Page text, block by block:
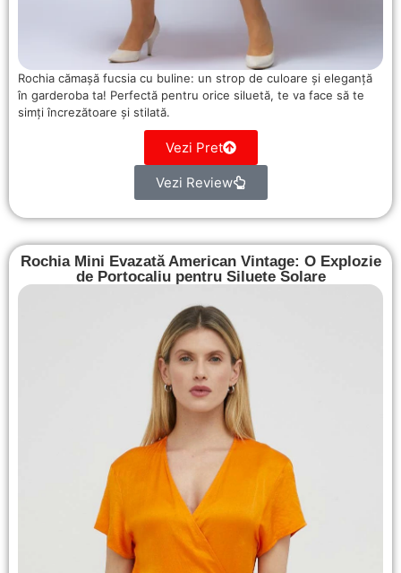
Rochia cămașă fucsia cu buline: un strop de culoare și eleganță
în garderoba ta! Perfectă pentru orice siluetă, te va face să te
simți încrezătoare și stilată.
Vezi Pret
Vezi Review
Rochia Mini Evazată American Vintage: O Explozie
de Portocaliu pentru Siluete Solare